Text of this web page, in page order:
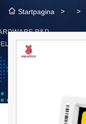
Startpagina > >